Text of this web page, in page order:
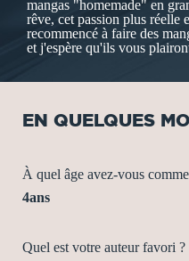
mangas "homemade" en
rêve, cet passion plus réelle
recommencé à faire des
et j'espère qu'ils vous
EN QUELQUES
À quel âge avez-vous
4ans
Quel est votre auteur favori ?